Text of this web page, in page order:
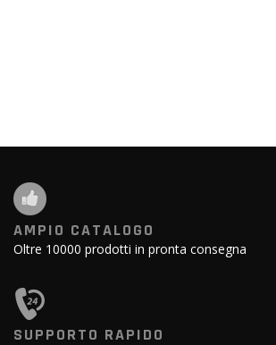
AMPIO CATALOGO
Oltre 10000 prodotti in pronta consegna
SUPPORTO RAPIDO